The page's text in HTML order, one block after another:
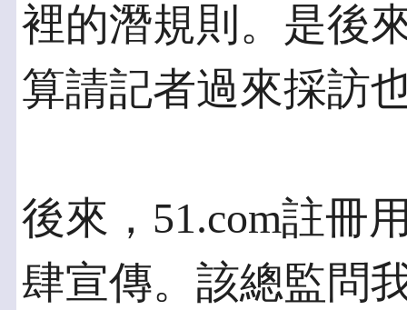
裡的潛規則。是後
算請記者過來採訪
後來，51.com註冊
肆宣傳。該總監問